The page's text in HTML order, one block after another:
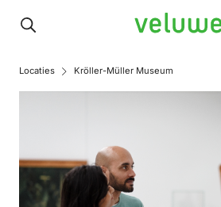
Veluwe
Locaties Kröller-Müller Museum